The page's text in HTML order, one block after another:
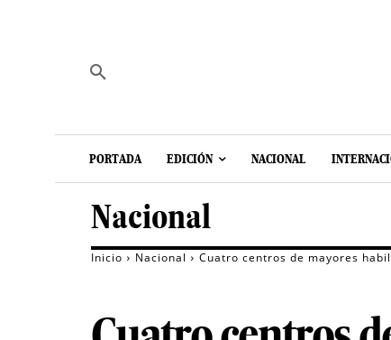
PORTADA EDICIÓN NACIONAL
Nacional
Inicio Nacional Cuatro centros de mayores